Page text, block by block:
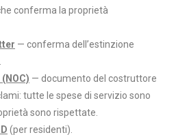
conferma la proprietà
— conferma dell’estinzione
— documento del costruttore
tutte le spese di servizio sono
sono rispettate.
(per residenti).